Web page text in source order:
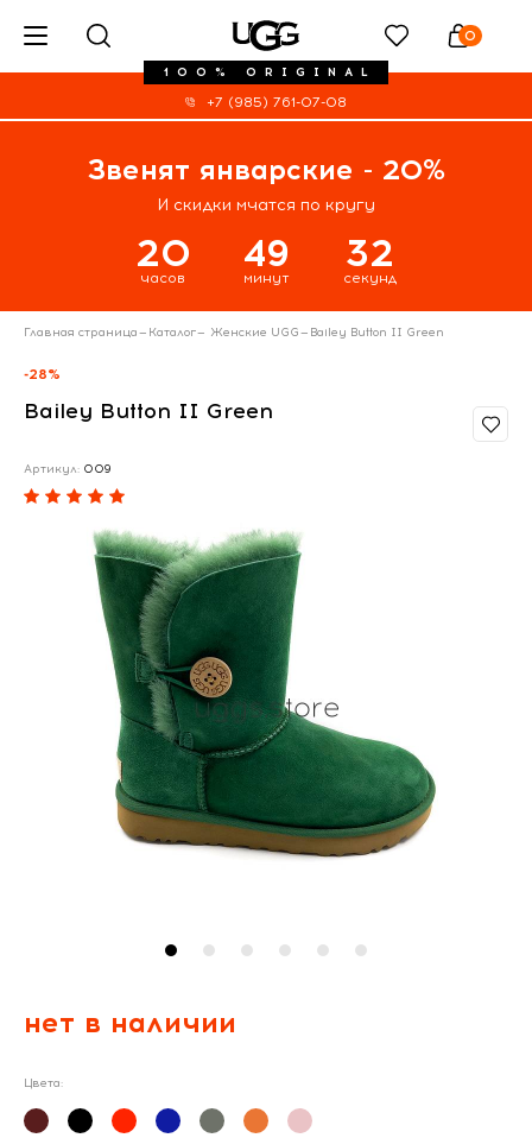
100% ORIGINAL
0
+7 (985) 761-07-08
Звенят январские - 20%
И скидки мчатся по кругу
20
часов
49
минут
31
секунд
Главная страница— Каталог— Женские UGG— Bailey Button II Green
-28%
Bailey Button II Green
Артикул: 009
нет в наличии
Цвета: